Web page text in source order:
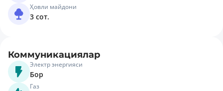
Ҳовли майдони
3 сот.
Коммуникациялар
Электр энергияси
Бор
Газ